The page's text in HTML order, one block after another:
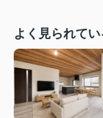
よく見られて